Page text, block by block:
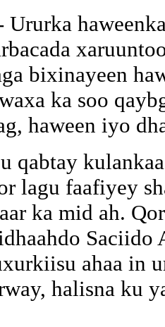
Ururka
bixinayeen
ka soo
haween iyo
qabtay
lagu faafiyey
ka mid ah.
Saciido
ahaa in
halisna ku